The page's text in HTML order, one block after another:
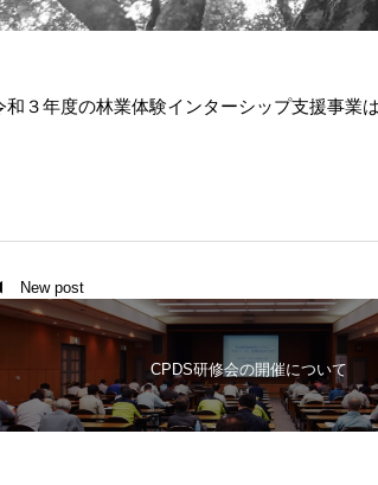
和３年度の林業体験インターシップ支援事業
New post
CPDS研修会の開催について